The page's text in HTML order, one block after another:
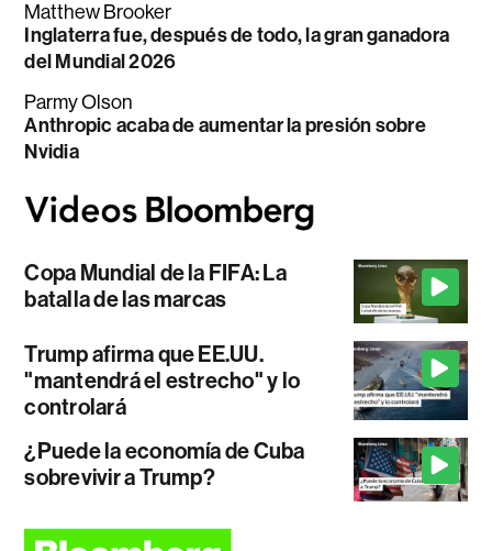
Matthew Brooker
Inglaterra fue, después de todo, la gran ganadora
del Mundial 2026
Parmy Olson
Anthropic acaba de aumentar la presión sobre
Nvidia
Copa Mundial de la FIFA: La
batalla de las marcas
Trump afirma que EE.UU.
"mantendrá el estrecho" y lo
controlará
¿Puede la economía de Cuba
sobrevivir a Trump?